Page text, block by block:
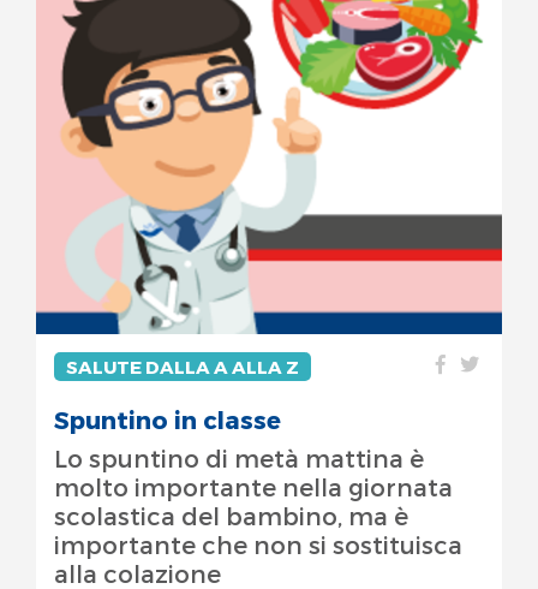
SALUTE DALLA A ALLA Z
Spuntino in classe
Lo spuntino di metà mattina è
molto importante nella giornata
scolastica del bambino, ma è
importante che non si sostituisca
alla colazione